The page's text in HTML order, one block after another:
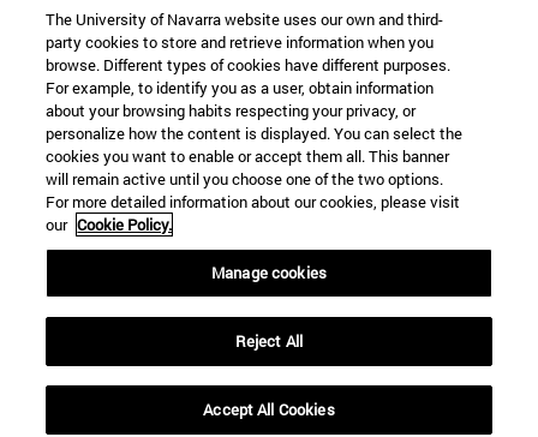
The University of Navarra website uses our own and third-
party cookies to store and retrieve information when you
browse. Different types of cookies have different purposes.
For example, to identify you as a user, obtain information
about your browsing habits respecting your privacy, or
personalize how the content is displayed. You can select the
cookies you want to enable or accept them all. This banner
will remain active until you choose one of the two options.
For more detailed information about our cookies, please visit
our Cookie Policy.
Manage cookies
Reject All
Accept All Cookies